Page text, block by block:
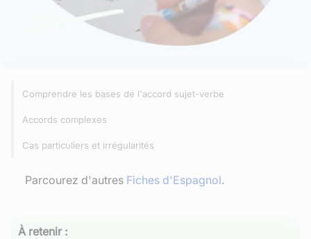
Comprendre les bases de l'accord sujet-verbe
Accords complexes
Cas particuliers et irrégularités
Parcourez d'autres Fiches d'Espagnol.
À retenir :